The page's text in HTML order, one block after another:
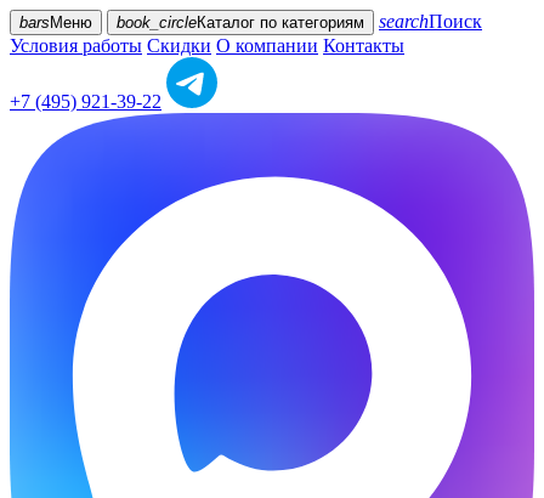
bars Меню book_circleКаталог по категориям searchПоиск
Условия работы Скидки О компании Контакты
+7 (495) 921-39-22